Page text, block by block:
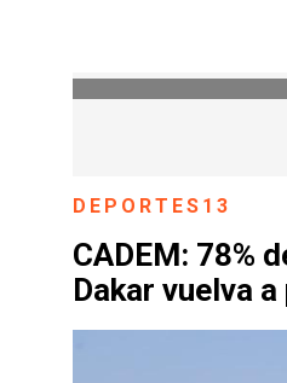
DEPORTES13
CADEM: 78%
Dakar vuelva